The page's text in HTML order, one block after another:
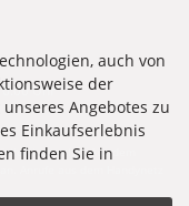
Uhr
kostenlos. Aus dem
Anrufe aus dem Handynetz
auch von
der
Angebotes zu
Einkaufserlebnis
finden Sie in